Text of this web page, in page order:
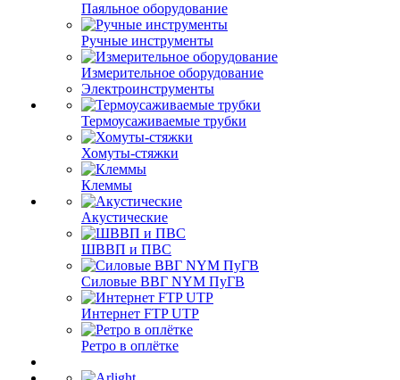
Паяльное оборудование
Ручные инструменты
Измерительное оборудование
Электроинструменты
Термоусаживаемые трубки
Хомуты-стяжки
Клеммы
Акустические
ШВВП и ПВС
Силовые ВВГ NYM ПуГВ
Интернет FTP UTP
Ретро в оплётке